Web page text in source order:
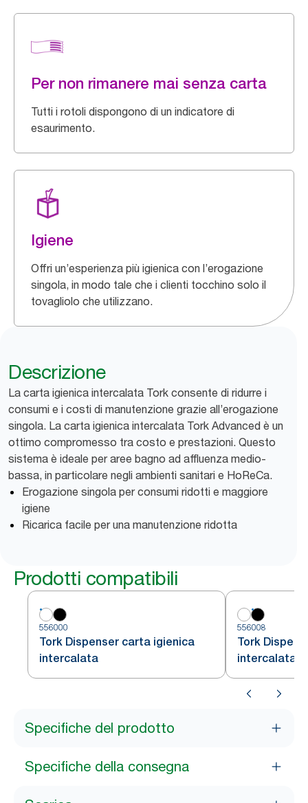
Per non rimanere mai senza carta
Tutti i rotoli dispongono di un indicatore di
esaurimento.
Igiene
Offri un’esperienza più igienica con l’erogazione
singola, in modo tale che i clienti tocchino solo il
tovagliolo che utilizzano.
Descrizione
La carta igienica intercalata Tork consente di ridurre i
consumi e i costi di manutenzione grazie all’erogazione
singola. La carta igienica intercalata Tork Advanced è un
ottimo compromesso tra costo e prestazioni. Questo
sistema è ideale per aree bagno ad affluenza medio-
bassa, in particolare negli ambienti sanitari e HoReCa.
Erogazione singola per consumi ridotti e maggiore
igiene
Ricarica facile per una manutenzione ridotta
Prodotti compatibili
556000
Tork Dispenser carta igienica
intercalata
556008
Tork
intercalata
Specifiche del prodotto
Specifiche della consegna